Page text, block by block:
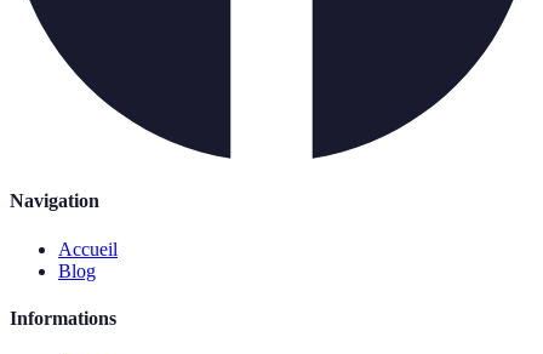
Navigation
Accueil
Blog
Informations